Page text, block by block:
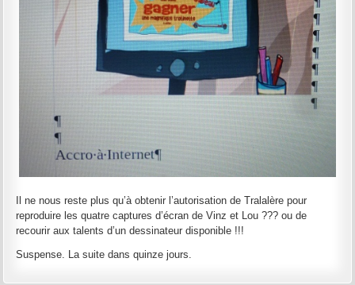
Il ne nous reste plus qu’à obtenir l’autorisation de Tralalère pour
reproduire les quatre captures d’écran de Vinz et Lou ??? ou de
recourir aux talents d’un dessinateur disponible !!!
Suspense. La suite dans quinze jours.